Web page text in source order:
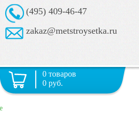
(495) 409-46-47
zakaz@metstroysetka.ru
0 товаров
0 руб.